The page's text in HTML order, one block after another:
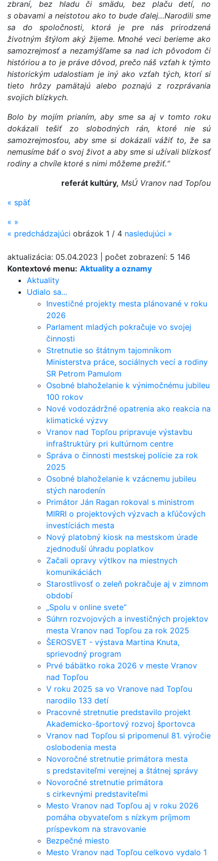
Kontextové menu: Aktuality a oznamy
Aktuality
Udialo sa...
Investičné projekty mesta plánované v roku
2026
Parlament mladých pokračuje vo svojej
činnosti
Stretnutie so štátnym tajomníkom
Ministerstva práce, sociálnych vecí a rodiny
SR Petrom Pamulom
Osobné blahoželanie k výnimočnému jubileu
100 rokov
Nové vodozádržné opatrenia ako reakcia na
klimatické výzvy
Vranov nad Topľou pripravuje výstavbu
infraštruktúry pri kultúrnom centre
Správa o činnosti mestskej polície za rok
2025
Osobné blahoželanie k vzácnemu jubileu
stých narodenín
Primátor Ján Ragan rokoval s ministrom
MIRRI o projektových výzvach a kľúčových
investíciách mesta
Nový platobný kiosk na mestskom úrade
zjednoduší úhradu poplatkov
Začali opravy výtlkov na miestnych
komunikáciách
Starostlivosť o zeleň pokračuje aj v zimnom
období
„Spolu v online svete“
Súhrn rozvojových a investičných projektov
mesta Vranov nad Topľou za rok 2025
ŠEROSVET - výstava Martina Knuta,
sprievodný program
Prvé bábätko roka 2026 v meste Vranov
nad Topľou
V roku 2025 sa vo Vranove nad Topľou
narodilo 133 detí
Pracovné stretnutie predstavilo projekt
Akademicko-športový rozvoj športovca
Vranov nad Topľou si pripomenul 81. výročie
oslobodenia mesta
Novoročné stretnutie primátora mesta
s predstaviteľmi verejnej a štátnej správy
Novoročné stretnutie primátora
s cirkevnými predstaviteľmi
Mesto Vranov nad Topľou aj v roku 2026
pomáha obyvateľom s nízkym príjmom
príspevkom na stravovanie
Bezpečné miesto
Mesto Vranov nad Topľou celkovo vydalo 1
zbraní, bez hladu či smädu, bez plaču detí, no
s obavami a neistotou ako to bude ďalej…Narodili sme
sa do spoločnosti, ktorá je pre nás prirodzená
životným štýlom aký žijeme. Mnohé veci berieme ako
samozrejmosť a nezamýšľame sa nad ich pôvodom či
históriou a to je práve dôvod, prečo náš vzťah k týmto
historickým udalostiam je iný ako vzťah tých, ktorí si
tieto hrôzy pamätajú alebo poznajú z rozprávania
svojich blízkych.
Bolo by mojím prianím, aby sme sa aj v tomto roku
dokázali tešiť zo slobodných rán, ktoré nie sú
samozrejmosťou, aby sme si dokázali vážiť to, že sa
nemusíme báť o svoj život a aby sme si užívali blízkosť
rodiny a chvíle ktoré s nimi môžeme prežiť.“
referát kultúry, MsÚ Vranov nad Topľou
« späť
« »
« predchádzajúci obrázok 1 / 4 nasledujúci »
aktualizácia: 05.04.2023 počet zobrazení: 5 146